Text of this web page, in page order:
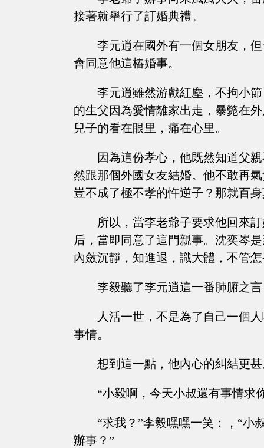
接著就舉行了訂婚典禮。
李元逍在國外有一個女朋友，
會同意他這樁婚事。
李元逍雖然游戲紅塵，不拘小
的生父因為愛情離家出走，暴斃在
兒子的看在眼里，痛在心里。
因為這份孝心，他既然知道父
然跟那個外國女友結婚。他不敢再
豈不成了極不孝的忤逆子？那就百
所以，當李老爺子要求他回來
后，當即同意了這門親事。沈奕岑
內斂沉靜，知進退，識大體，不管
李毅聽了李元逍這一番肺腑之
人活一世，不是為了自己一個
事情。
想到這一點，他內心的糾結更
“小毅啊，今天小叔還有事情求
“求我？”李毅嘿嘿一笑：，“小
辦事？”